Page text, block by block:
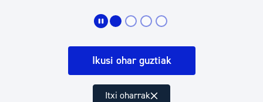
Ikusi ohar guztiak
Itxi oharrak